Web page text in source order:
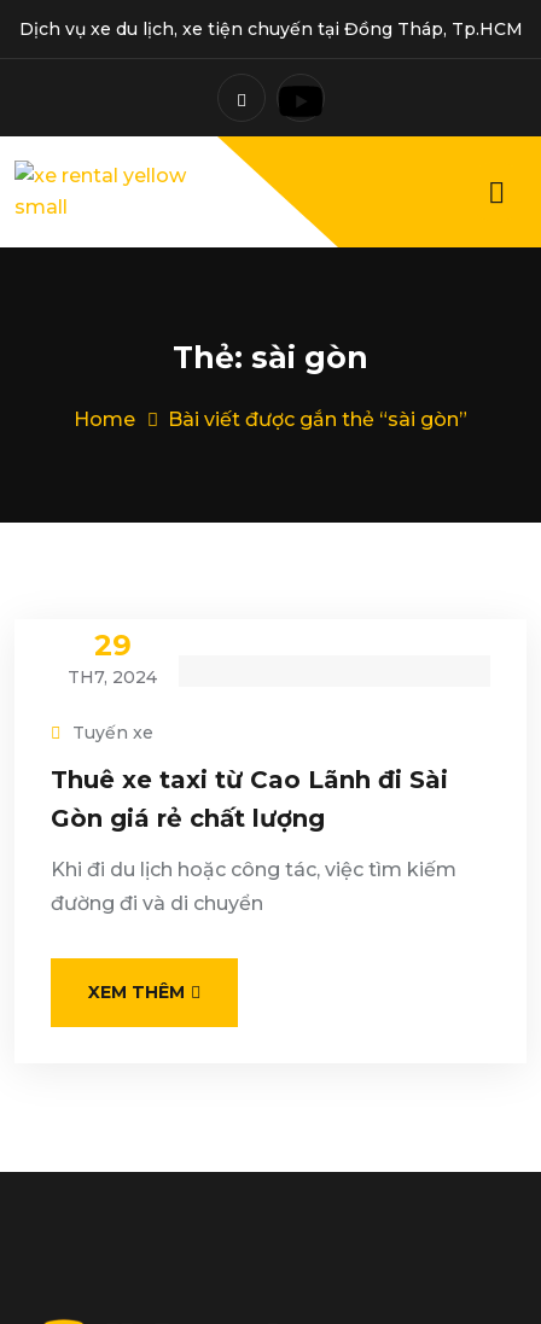
Dịch vụ xe du lịch, xe tiện chuyến tại Đồng Tháp, Tp.HCM
Thẻ: sài gòn
Home Bài viết được gắn thẻ “sài gòn”
29
TH7, 2024
Tuyến xe
Thuê xe taxi từ Cao Lãnh đi Sài
Gòn giá rẻ chất lượng
Khi đi du lịch hoặc công tác, việc tìm kiếm
đường đi và di chuyển
XEM THÊM